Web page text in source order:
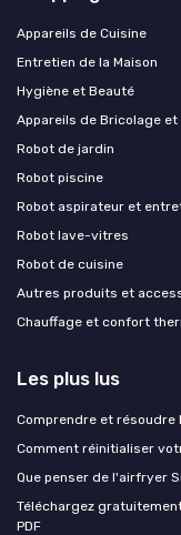
Appareils de Cuisine
Entretien de la Maison
Hygiène et Beauté
Appareils de Bricolage
Robot de jardin
Robot piscine
Robot aspirateur et
Robot lave-vitres
Robot de cuisine
Autres produits et
Chauffage et confort
Les plus lus
Comprendre et
Comment réinitialiser
Que penser de l'airfryer
Téléchargez
PDF